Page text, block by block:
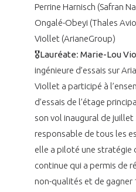
Perrine Harnisch (Safran
Ongalé-Obeyi (Thales
Viollet (ArianeGroup)
🎖️Lauréate: Marie-Lou
ingénieure d’essais sur
Viollet a participé à
d’essais de l’étage
son vol inaugural de juillet
responsable de tous les
elle a piloté une stratégie
continue qui a permis de
non-qualités et de gagner